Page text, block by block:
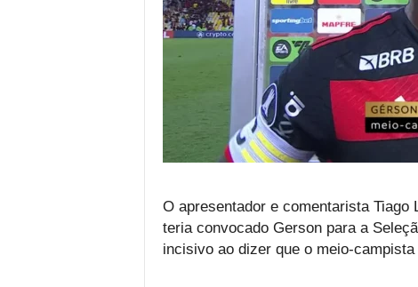
O apresentador e comentarista
teria convocado Gerson para a
incisivo ao dizer que o meio-